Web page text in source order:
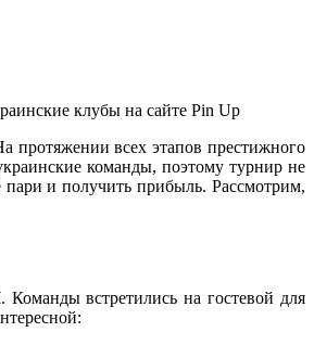
клубы на сайте Pin Up
протяжении всех этапов престижного
команды, поэтому турнир не
пари и получить прибыль. Рассмотрим,
встретились на гостевой для